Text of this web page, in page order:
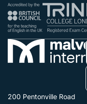
200 Pentonville Road